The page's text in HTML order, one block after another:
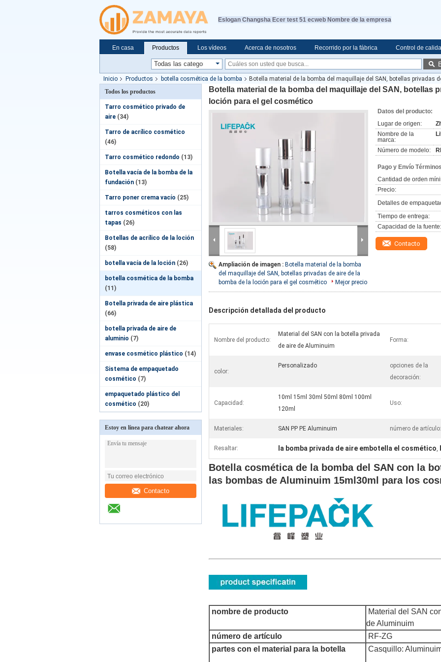
Eslogan Changsha Ecer test 51 ecweb Nombre de la empresa
En casa Productos Los vídeos Acerca de nosotros Recorrido por la fábrica Control de
Solicitar una cotización Noticias
Inicio Productos botella cosmética de la bomba
Botella material de la bomba del maquillaje del SAN, botellas privadas
cosmético
Todos los productos
Tarro cosmético privado de
aire (34)
Tarro de acrílico cosmético
(46)
Tarro cosmético redondo (13)
Botella vacía de la bomba de la
fundación (13)
Tarro poner crema vacío (25)
tarros cosméticos con las
tapas (26)
Botellas de acrílico de la loción
(58)
botella vacía de la loción (26)
botella cosmética de la bomba
(11)
Botella privada de aire plástica
(66)
botella privada de aire de
aluminio (7)
envase cosmético plástico (14)
Sistema de empaquetado
cosmético (7)
empaquetado plástico del
cosmético (20)
Estoy en línea para chatear ahora
Contacto
Botella material de la bomba del maquillaje del SAN, botellas
loción para el gel cosmético
Ampliación de imagen : Botella material de la bomba
del maquillaje del SAN, botellas privadas de aire de la
bomba de la loción para el gel cosmético
Mejor precio
Datos del producto:
Lugar de origen:
Nombre de la
marca:
Número de modelo:
Pago y Envío
Cantidad de orden
Precio:
Detalles de
Tiempo de entrega:
Capacidad de la fuente:
Contacto
Descripción detallada del producto
Nombre del producto:
Material del SAN con la botella privada
de aire de Aluminuim
Forma:
color:
Personalizado
opciones de la
decoración:
Capacidad:
10ml 15ml 30ml 50ml 80ml 100ml
120ml
Uso:
Materiales: SAN PP PE Aluminuim número de artículo:
Resaltar: la bomba privada de aire embotella el cosmético,
Botella cosmética de la bomba del SAN con la
las bombas de Aluminuim 15ml30ml para los
nombre de producto
Material del SAN
de Aluminuim
número de artículo
RF-ZG
partes con el material para la botella
Casquillo: